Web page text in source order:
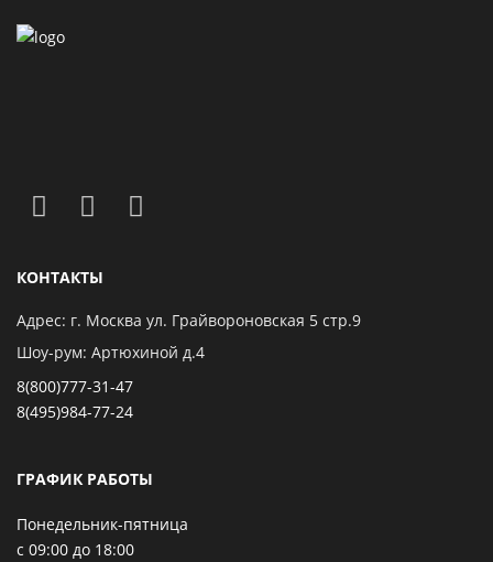
КОНТАКТЫ
Адрес: г. Москва ул. Грайвороновская 5 стр.9
Шоу-рум: Артюхиной д.4
8(800)777-31-47
8(495)984-77-24
ГРАФИК РАБОТЫ
Понедельник-пятница
с 09:00 до 18:00